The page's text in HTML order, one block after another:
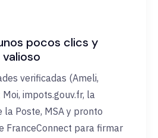
pocos clics y
verificadas (Ameli,
impots.gouv.fr, la
la Poste, MSA y pronto
FranceConnect para firmar